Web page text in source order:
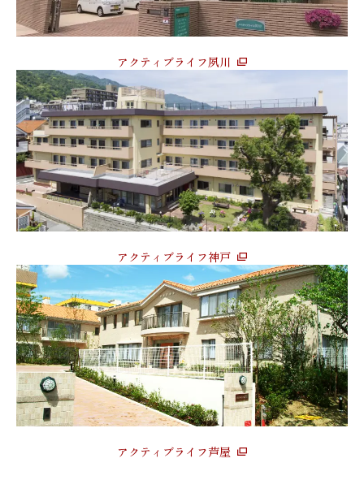
アクティブライフ夙川
アクティブライフ神戸
アクティブライフ芦屋